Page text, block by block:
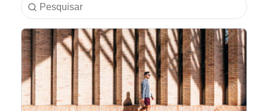
Indústria
Serviços financeiros
Fabricação